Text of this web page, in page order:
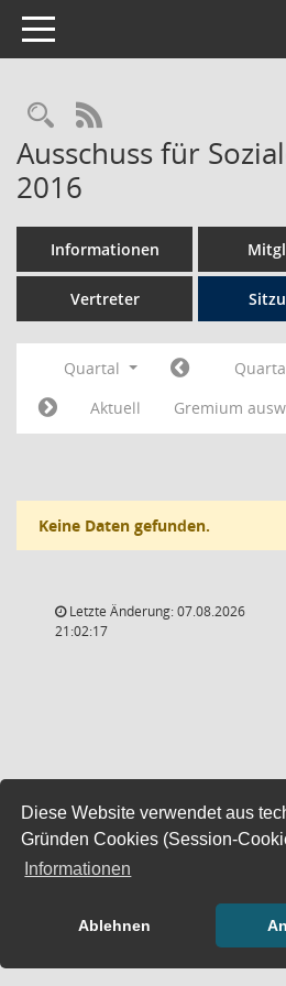
Diese Website verwendet aus
Gründen Cookies (Session-
Informationen
Ablehnen
Toggle navigation
Rechercheauswahl
RSS-Feed
Ausschuss für
2016
Informationen
Vertreter
Quartal
Aktuell
Gremium
Keine Daten gefunden.
Letzte Änderung: 07.08.2026
21:02:17